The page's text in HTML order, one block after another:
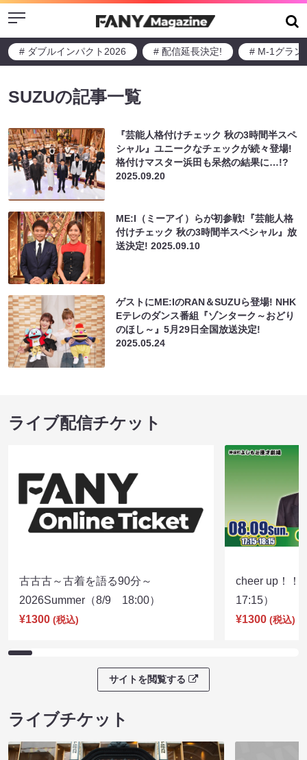
Menu
# ダブルインパクト2026 # 配信延長決定! # M-1グラン
SUZUの記事一覧
『芸能人格付けチェック 秋の3時間半スペ
シャル』ユニークなチェックが続々登場!
格付けマスター浜田も呆然の結果に…!?
2025.09.20
ME:I（ミーアイ）らが初参戦!『芸能人格
付けチェック 秋の3時間半スペシャル』放
送決定!2025.09.10
ゲストにME:IのRAN＆SUZUら登場! NHK
Eテレのダンス番組『ゾンターク～おどり
のほし～』5月29日全国放送決定!
2025.05.24
ライブ配信チケット
古古古～古着を語る90分～
2026Summer（8/9 18:00）
¥1300 (税込)
cheer up！
17:15）
¥1300 (税込)
サイトを閲覧する
ライブチケット